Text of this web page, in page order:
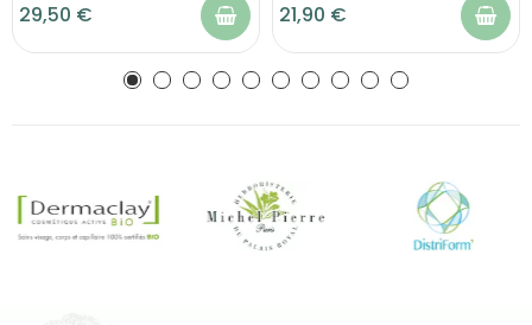
29,50 € 21,90 €